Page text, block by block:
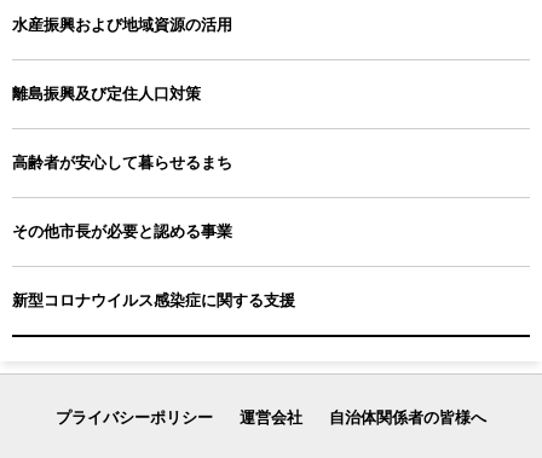
水産振興および地域資源の活用
離島振興及び定住人口対策
高齢者が安心して暮らせるまち
その他市長が必要と認める事業
新型コロナウイルス感染症に関する支援
プライバシーポリシー 運営会社 自治体関係者の皆様へ